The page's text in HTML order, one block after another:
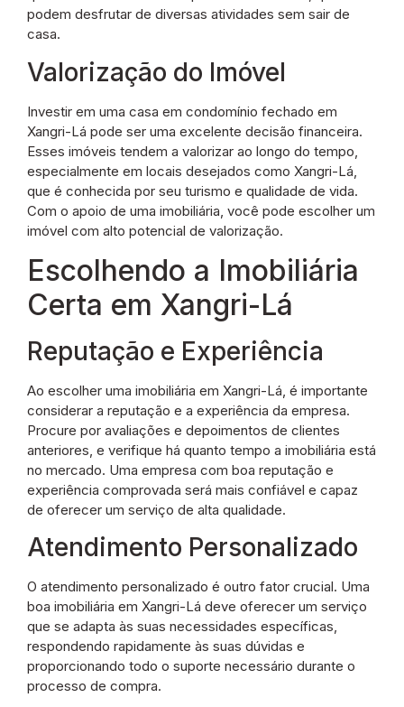
podem desfrutar de diversas atividades sem sair de
casa.
Valorização do Imóvel
Investir em uma casa em condomínio fechado em
Xangri-Lá pode ser uma excelente decisão financeira.
Esses imóveis tendem a valorizar ao longo do tempo,
especialmente em locais desejados como Xangri-Lá,
que é conhecida por seu turismo e qualidade de vida.
Com o apoio de uma imobiliária, você pode escolher um
imóvel com alto potencial de valorização.
Escolhendo a Imobiliária
Certa em Xangri-Lá
Reputação e Experiência
Ao escolher uma imobiliária em Xangri-Lá, é importante
considerar a reputação e a experiência da empresa.
Procure por avaliações e depoimentos de clientes
anteriores, e verifique há quanto tempo a imobiliária está
no mercado. Uma empresa com boa reputação e
experiência comprovada será mais confiável e capaz
de oferecer um serviço de alta qualidade.
Atendimento Personalizado
O atendimento personalizado é outro fator crucial. Uma
boa imobiliária em Xangri-Lá deve oferecer um serviço
que se adapta às suas necessidades específicas,
respondendo rapidamente às suas dúvidas e
proporcionando todo o suporte necessário durante o
processo de compra.